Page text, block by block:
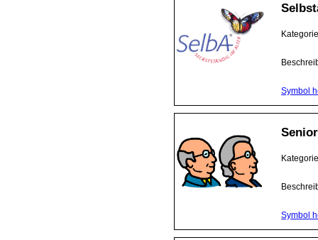
Symbol
Symbol